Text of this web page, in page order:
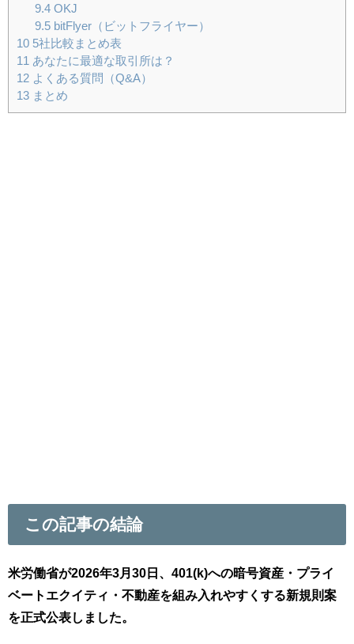
9.4OKJ
9.5bitFlyer（ビットフライヤー）
10 5社比較まとめ表
11 あなたに最適な取引所は？
12 よくある質問（Q&A）
13 まとめ
この記事の結論
米労働省が2026年3月30日、401(k)への暗号資産・プライ
ベートエクイティ・不動産を組み入れやすくする新規則案
を正式公表しました。